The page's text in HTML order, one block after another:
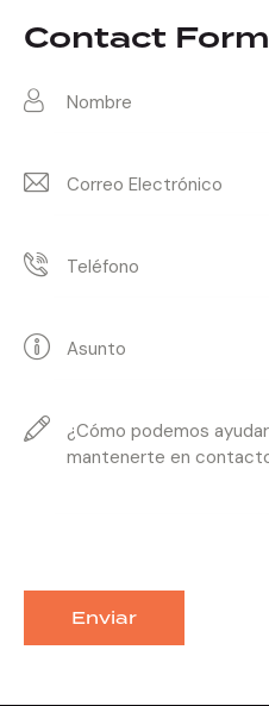
on
Contact Form